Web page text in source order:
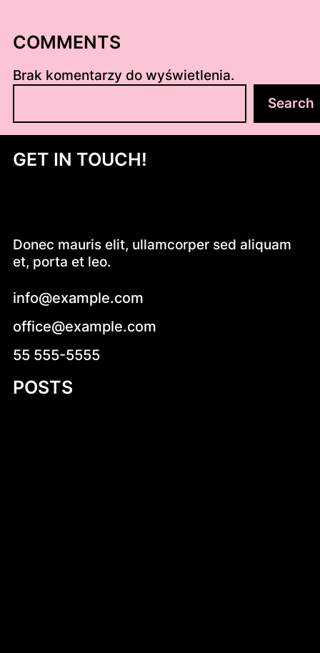
COMMENTS
Brak komentarzy do wyświetlenia.
u
a
Search
GET IN TOUCH!
Donec mauris elit, ullamcorper sed aliquam
et, porta et leo.
info@example.com
office@example.com
55 555-5555
POSTS